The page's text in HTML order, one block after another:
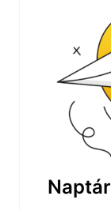
Naptár